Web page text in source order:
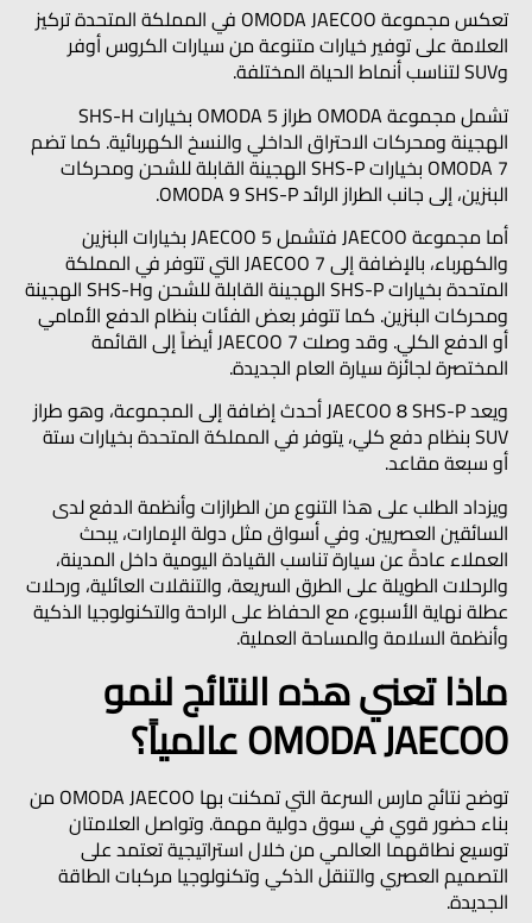
تعكس مجموعة OMODA JAECOO في المملكة المتحدة تركيز
العلامة على توفير خيارات متنوعة من سيارات الكروس أوفر
وSUV لتناسب أنماط الحياة المختلفة.
تشمل مجموعة OMODA طراز OMODA 5 بخيارات SHS-H
الهجينة ومحركات الاحتراق الداخلي والنسخ الكهربائية. كما تضم
OMODA 7 بخيارات SHS-P الهجينة القابلة للشحن ومحركات
البنزين، إلى جانب الطراز الرائد OMODA 9 SHS-P.
أما مجموعة JAECOO فتشمل JAECOO 5 بخيارات البنزين
والكهرباء، بالإضافة إلى JAECOO 7 التي تتوفر في المملكة
المتحدة بخيارات SHS-P الهجينة القابلة للشحن وSHS-H الهجينة
ومحركات البنزين. كما تتوفر بعض الفئات بنظام الدفع الأمامي
أو الدفع الكلي. وقد وصلت JAECOO 7 أيضاً إلى القائمة
المختصرة لجائزة سيارة العام الجديدة.
ويعد JAECOO 8 SHS-P أحدث إضافة إلى المجموعة، وهو طراز
SUV بنظام دفع كلي، يتوفر في المملكة المتحدة بخيارات ستة
أو سبعة مقاعد.
ويزداد الطلب على هذا التنوع من الطرازات وأنظمة الدفع لدى
السائقين العصريين. وفي أسواق مثل دولة الإمارات، يبحث
العملاء عادةً عن سيارة تناسب القيادة اليومية داخل المدينة،
والرحلات الطويلة على الطرق السريعة، والتنقلات العائلية، ورحلات
عطلة نهاية الأسبوع، مع الحفاظ على الراحة والتكنولوجيا الذكية
وأنظمة السلامة والمساحة العملية.
ماذا تعني هذه النتائج لنمو
OMODA JAECOO عالمياً؟
توضح نتائج مارس السرعة التي تمكنت بها OMODA JAECOO من
بناء حضور قوي في سوق دولية مهمة. وتواصل العلامتان
توسيع نطاقهما العالمي من خلال استراتيجية تعتمد على
التصميم العصري والتنقل الذكي وتكنولوجيا مركبات الطاقة
الجديدة.